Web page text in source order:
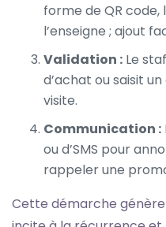
forme de QR code,
l’enseigne ; ajout
Validation : Le
d’achat ou saisit
visite.
Communication :
ou d’SMS pour
rappeler une
Cette démarche génère